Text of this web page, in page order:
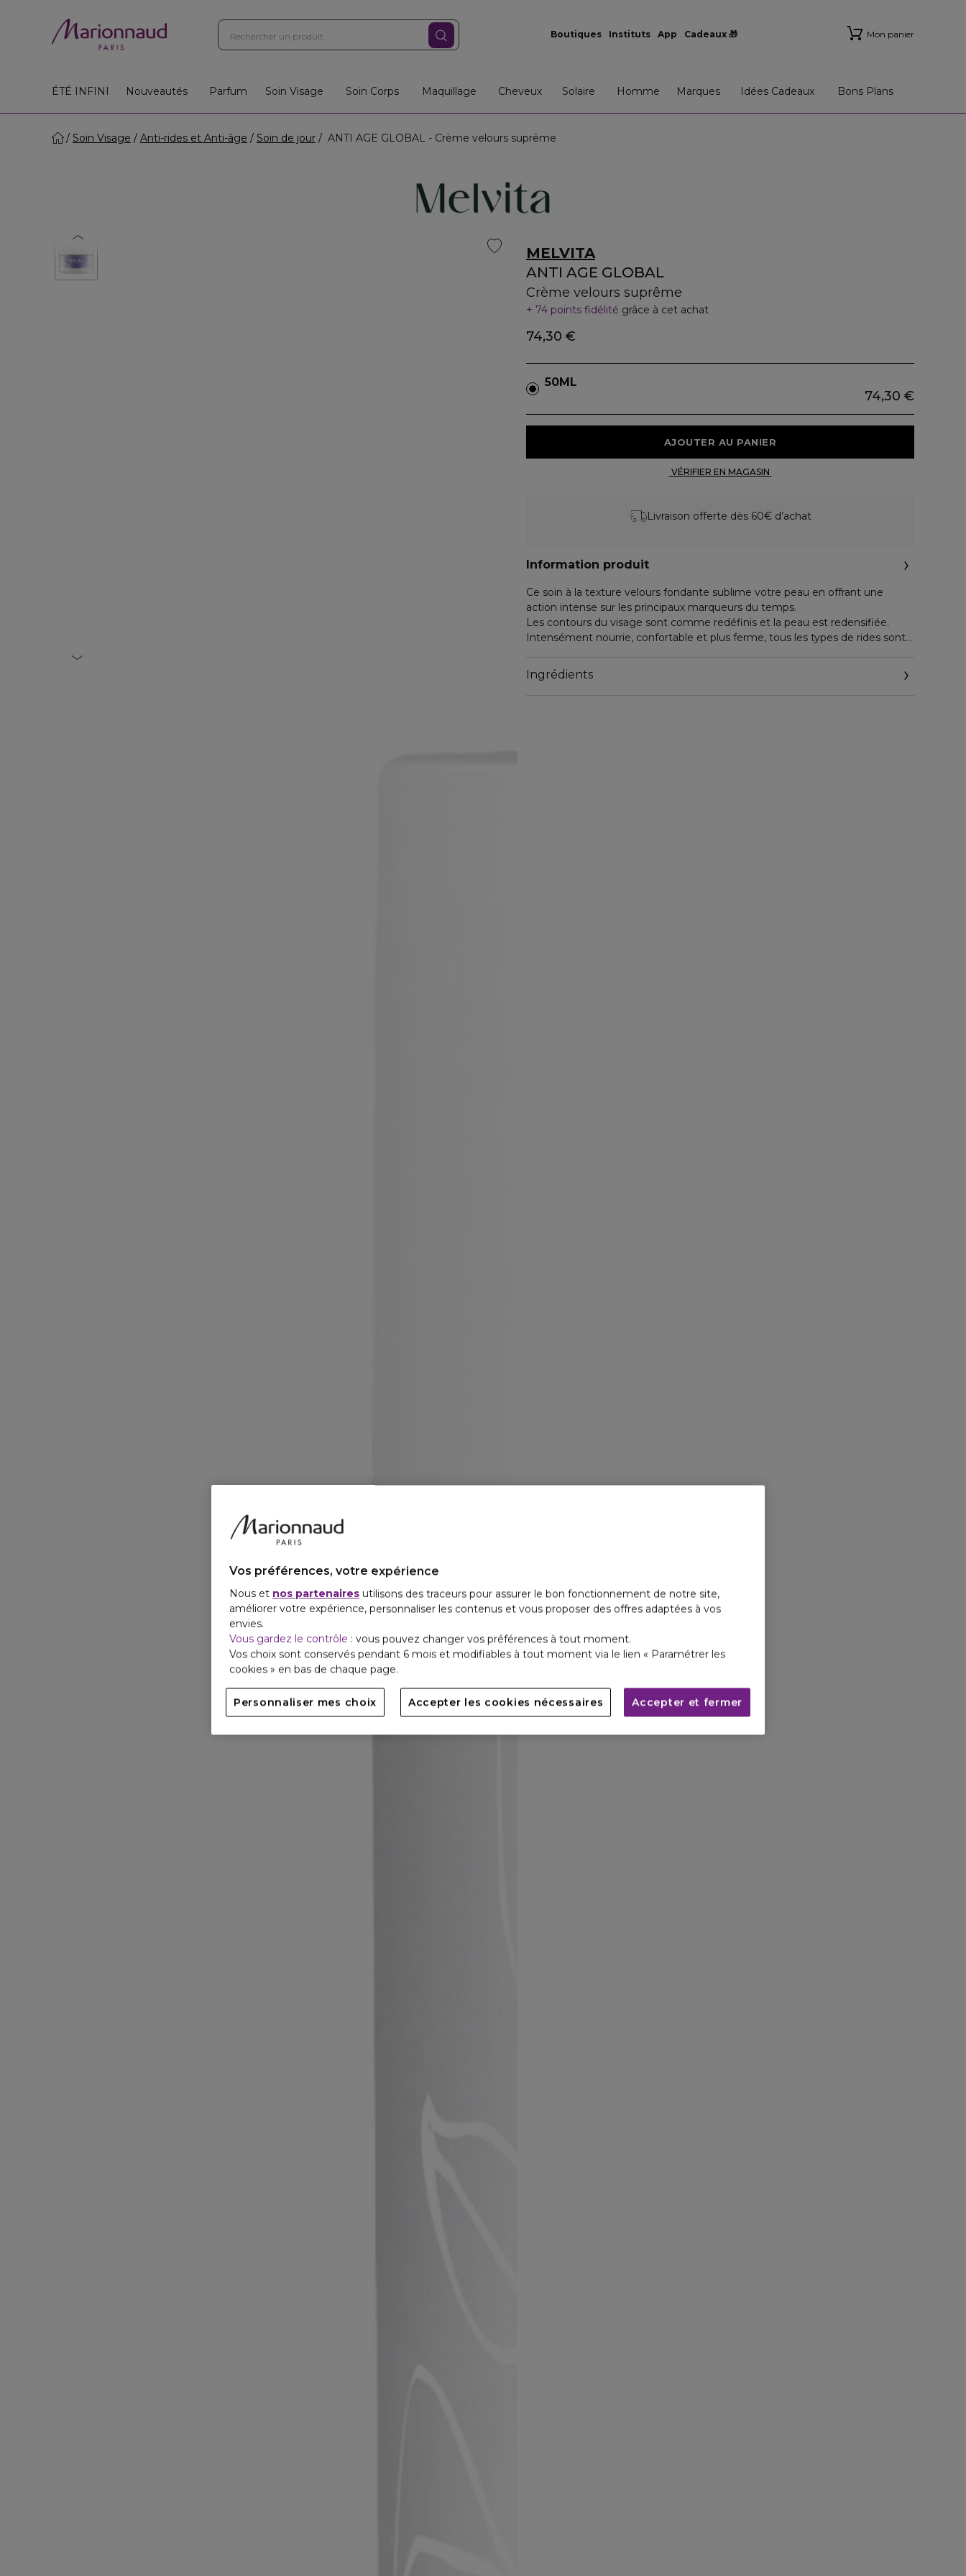
Boutiques Instituts App Cadeaux 🎁 Mon panier
ÉTÉ INFINI
Nouveautés Parfum Soin Visage Soin Corps Maquillage Cheveux Solaire Homme Marques Idées Cadeaux Bons Plans
Soin Visage Anti-rides et Anti-âge Soin de jour ANTI AGE GLOBAL - Crème velours suprême
MELVITA
ANTI AGE GLOBAL
Crème velours suprême
74 points fidélité grâce à cet achat
74,30 €
50ML
74,30 €
Livraison offerte dès 60€ d’achat
Information produit
Ce soin à la texture velours fondante sublime votre peau en offrant une
action intense sur les principaux marqueurs du temps.
Les contours du visage sont comme redéfinis et la peau est redensifiée.
Intensément nourrie, confortable et plus ferme, tous les types de rides sont
Ingrédients
Vos préférences, votre expérience
Nous et nos partenaires utilisons des traceurs pour assurer le bon fonctionnement de notre site,
améliorer votre expérience, personnaliser les contenus et vous proposer des offres adaptées à vos
envies.
Vous gardez le contrôle : vous pouvez changer vos préférences à tout moment.
Vos choix sont conservés pendant 6 mois et modifiables à tout moment via le lien « Paramétrer les
cookies » en bas de chaque page.
Personnaliser mes choix Accepter les cookies nécessaires Accepter et fermer